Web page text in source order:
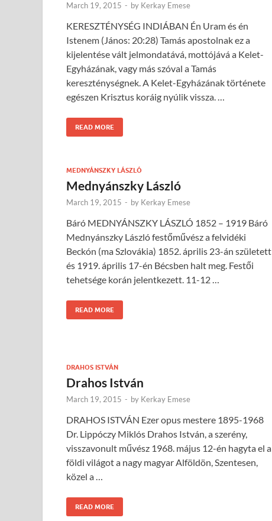
March 19, 2015 - by Kerkay Emese
KERESZTÉNYSÉG INDIÁBAN Én Uram és én
Istenem (János: 20:28) Tamás apostolnak ez a
kijelentése vált jelmondatává, mottójává a Kelet-
Egyházának, vagy más szóval a Tamás
kereszténységnek. A Kelet-Egyházának története
egészen Krisztus koráig nyúlik vissza. …
READ MORE
MEDNYÁNSZKY LÁSZLÓ
Mednyánszky László
March 19, 2015 - by Kerkay Emese
Báró MEDNYÁNSZKY LÁSZLÓ 1852 – 1919 Báró
Mednyánszky László festőművész a felvidéki
Beckón (ma Szlovákia) 1852. április 23-án született
és 1919. április 17-én Bécsben halt meg. Festői
tehetsége korán jelentkezett. 11-12 …
READ MORE
DRAHOS ISTVÁN
Drahos István
March 19, 2015 - by Kerkay Emese
DRAHOS ISTVÁN Ezer opus mestere 1895-1968
Dr. Lippóczy Miklós Drahos István, a szerény,
visszavonult művész 1968. május 12-én hagyta el a
földi világot a nagy magyar Alföldön, Szentesen,
közel a …
READ MORE